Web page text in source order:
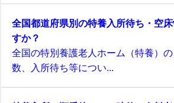
全国都道府県別の特養入所待ち・空
すか？
全国の特別養護老人ホーム（特養）
数、入所待ち等につい...